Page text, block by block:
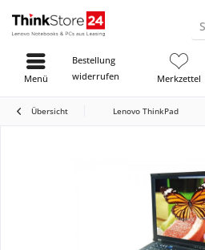
Bestellung
widerrufen
Merkzettel
Menü
Übersicht Lenovo ThinkPad